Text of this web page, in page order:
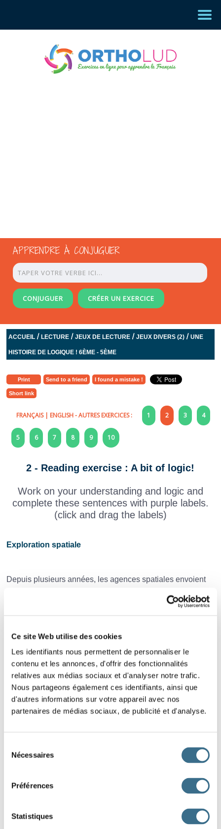
Ce site Web utilise des cookies
Les identifiants nous permettent de personnaliser le
contenu et les annonces, d'offrir des fonctionnalités
relatives aux médias sociaux et d'analyser notre trafic.
Nous partageons également ces identifiants, ainsi que
d'autres informations sur votre appareil avec nos
partenaires de médias sociaux, de publicité et d'analyse.
Nécessaires
Préférences
Statistiques
APPRENDRE À CONJUGUER
CONJUGUER CRÉER UN EXERCICE
ACCUEIL /LECTURE /JEUX DE LECTURE /JEUX DIVERS (2) /UNE
HISTOIRE DE LOGIQUE ! 6ÈME - 5ÈME
Print Send to a friend I found a mistake !
Short link
FRANÇAIS| ENGLISH- AUTRES EXERCICES : 1 2 3 4
5 6 7 8 9 10
2 - Reading exercise : A bit of logic!
Work on your understanding and logic and
complete these sentences with purple labels.
(click and drag the labels)
Exploration spatiale
Depuis plusieurs années, les agences spatiales envoient
pour étudier les planètes de notre
de mesurer la température, la pression et la composition de
.
Lorsqu’une mission réussit, les scientifiques reçoivent de
nombreuses qu’ils analysent dans des centres
de . Parfois, les images envoyées par les
des
. Un
jour, ces connaissances aideront peut-être les humains à